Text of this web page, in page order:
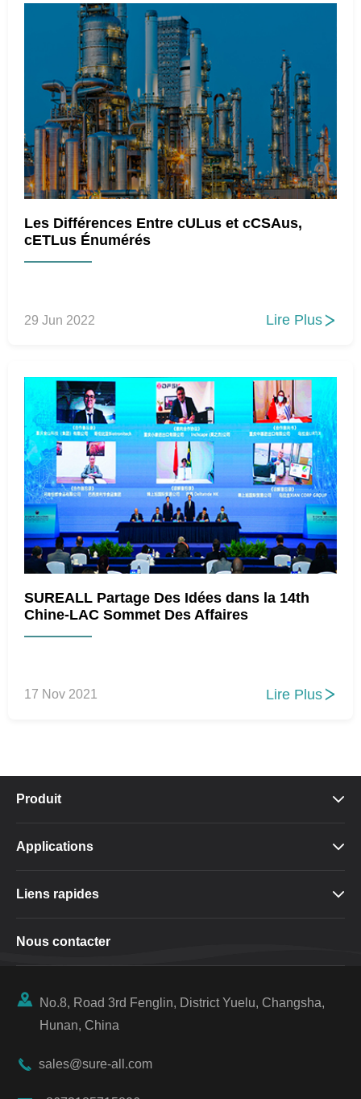
Les Différences Entre cULus et cCSAus,
cETLus Énumérés
29 Jun 2022 Lire Plus 
SUREALL Partage Des Idées dans la 14th
Chine-LAC Sommet Des Affaires
17 Nov 2021 Lire Plus 
Produit 
Applications 
Liens rapides 
Nous contacter

No.8, Road 3rd Fenglin, District Yuelu, Changsha,
Hunan, China
 sales@sure-all.com